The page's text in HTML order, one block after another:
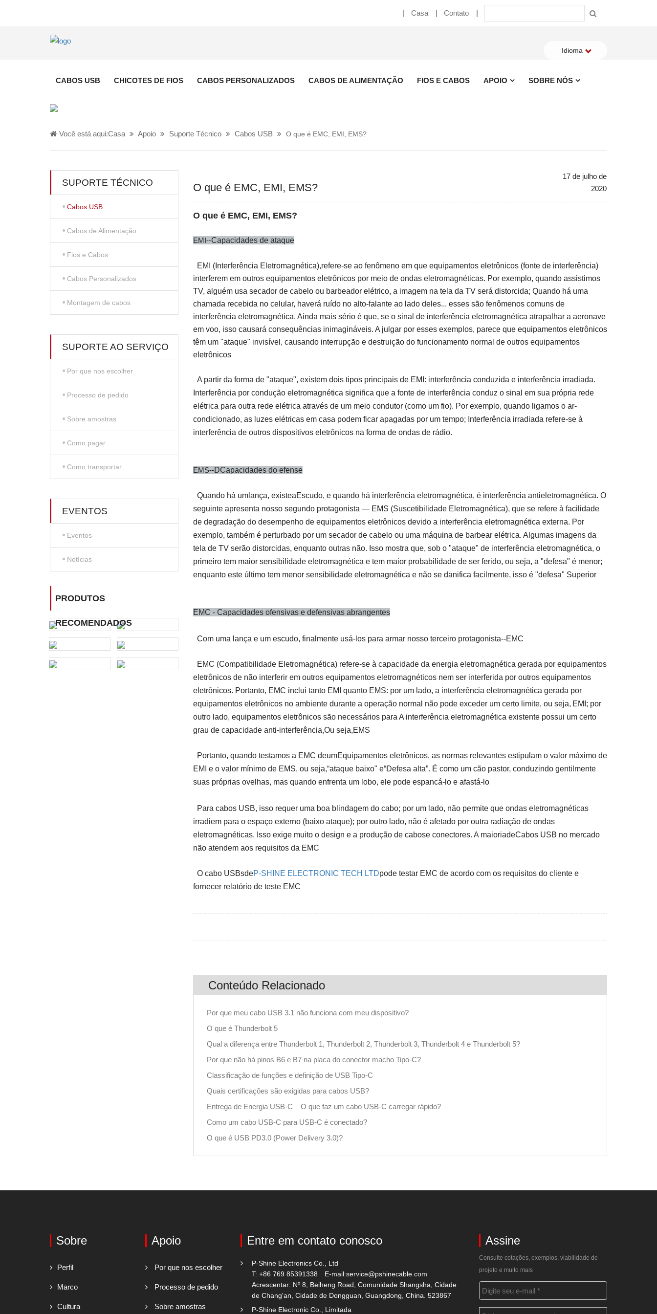
Casa Contato
Idioma
CABOS USB CHICOTES DE FIOS CABOS PERSONALIZADOS CABOS DE ALIMENTAÇÃO FIOS E CABOS APOIO SOBRE NÓS
Você está aqui:Casa Apoio Suporte Técnico Cabos USB O que é EMC, EMI, EMS?
SUPORTE TÉCNICO
Cabos USB
Cabos de Alimentação
Fios e Cabos
Cabos Personalizados
Montagem de cabos
SUPORTE AO SERVIÇO
Por que nos escolher
Processo de pedido
Sobre amostras
Como pagar
Como transportar
EVENTOS
Eventos
Notícias
PRODUTOS
RECOMENDADOS
O que é EMC, EMI, EMS?
17 de julho de
2020
O que é EMC, EMI, EMS?
EMI--Capacidades de ataque
EMI (Interferência Eletromagnética),refere-se ao fenômeno em que equipamentos eletrônicos (fonte de interferência)
interferem em outros equipamentos eletrônicos por meio de ondas eletromagnéticas. Por exemplo, quando assistimos
TV, alguém usa secador de cabelo ou barbeador elétrico, a imagem na tela da TV será distorcida; Quando há uma
chamada recebida no celular, haverá ruído no alto-falante ao lado deles... esses são fenômenos comuns de
interferência eletromagnética. Ainda mais sério é que, se o sinal de interferência eletromagnética atrapalhar a aeronave
em voo, isso causará consequências inimagináveis. A julgar por esses exemplos, parece que equipamentos eletrônicos
têm um "ataque" invisível, causando interrupção e destruição do funcionamento normal de outros equipamentos
eletrônicos
A partir da forma de "ataque", existem dois tipos principais de EMI: interferência conduzida e interferência irradiada.
Interferência por condução eletromagnética significa que a fonte de interferência conduz o sinal em sua própria rede
elétrica para outra rede elétrica através de um meio condutor (como um fio). Por exemplo, quando ligamos o ar-
condicionado, as luzes elétricas em casa podem ficar apagadas por um tempo; Interferência irradiada refere-se à
interferência de outros dispositivos eletrônicos na forma de ondas de rádio.
EMS--DCapacidades do efense
Quando há umlança, existeaEscudo, e quando há interferência eletromagnética, é interferência antieletromagnética. O
seguinte apresenta nosso segundo protagonista — EMS (Suscetibilidade Eletromagnética), que se refere à facilidade
de degradação do desempenho de equipamentos eletrônicos devido a interferência eletromagnética externa. Por
exemplo, também é perturbado por um secador de cabelo ou uma máquina de barbear elétrica. Algumas imagens da
tela de TV serão distorcidas, enquanto outras não. Isso mostra que, sob o "ataque" de interferência eletromagnética, o
primeiro tem maior sensibilidade eletromagnética e tem maior probabilidade de ser ferido, ou seja, a "defesa" é menor;
enquanto este último tem menor sensibilidade eletromagnética e não se danifica facilmente, isso é "defesa" Superior
EMC - Capacidades ofensivas e defensivas abrangentes
Com uma lança e um escudo, finalmente usá-los para armar nosso terceiro protagonista--EMC
EMC (Compatibilidade Eletromagnética) refere-se à capacidade da energia eletromagnética gerada por equipamentos
eletrônicos de não interferir em outros equipamentos eletromagnéticos nem ser interferida por outros equipamentos
eletrônicos. Portanto, EMC inclui tanto EMI quanto EMS: por um lado, a interferência eletromagnética gerada por
equipamentos eletrônicos no ambiente durante a operação normal não pode exceder um certo limite, ou seja, EMI; por
outro lado, equipamentos eletrônicos são necessários para A interferência eletromagnética existente possui um certo
grau de capacidade anti-interferência,Ou seja,EMS
Portanto, quando testamos a EMC deumEquipamentos eletrônicos, as normas relevantes estipulam o valor máximo de
EMI e o valor mínimo de EMS, ou seja,“ataque baixo" e“Defesa alta”. É como um cão pastor, conduzindo gentilmente
suas próprias ovelhas, mas quando enfrenta um lobo, ele pode espancá-lo e afastá-lo
Para cabos USB, isso requer uma boa blindagem do cabo; por um lado, não permite que ondas eletromagnéticas
irradiem para o espaço externo (baixo ataque); por outro lado, não é afetado por outra radiação de ondas
eletromagnéticas. Isso exige muito o design e a produção de cabose conectores. A maioriadeCabos USB no mercado
não atendem aos requisitos da EMC
O cabo USBsdeP-SHINE ELECTRONIC TECH LTDpode testar EMC de acordo com os requisitos do cliente e
fornecer relatório de teste EMC
Conteúdo Relacionado
Por que meu cabo USB 3.1 não funciona com meu dispositivo?
O que é Thunderbolt 5
Qual a diferença entre Thunderbolt 1, Thunderbolt 2, Thunderbolt 3, Thunderbolt 4 e Thunderbolt 5?
Por que não há pinos B6 e B7 na placa do conector macho Tipo-C?
Classificação de funções e definição de USB Tipo-C
Quais certificações são exigidas para cabos USB?
Entrega de Energia USB-C – O que faz um cabo USB-C carregar rápido?
Como um cabo USB-C para USB-C é conectado?
O que é USB PD3.0 (Power Delivery 3.0)?
Sobre
Perfil
Marco
Cultura
Apoio
Por que nos escolher
Processo de pedido
Sobre amostras
Entre em contato conosco
P-Shine Electronics Co., Ltd
T: +86 769 85391338
E-mail:service@pshinecable.com
Acrescentar: Nº 8, Beiheng Road, Comunidade Shangsha, Cidade
de Chang'an, Cidade de Dongguan, Guangdong, China. 523867
P-Shine Electronic Co., Limitada
Assine
Consulte cotações, exemplos, viabilidade de
projeto e muito mais